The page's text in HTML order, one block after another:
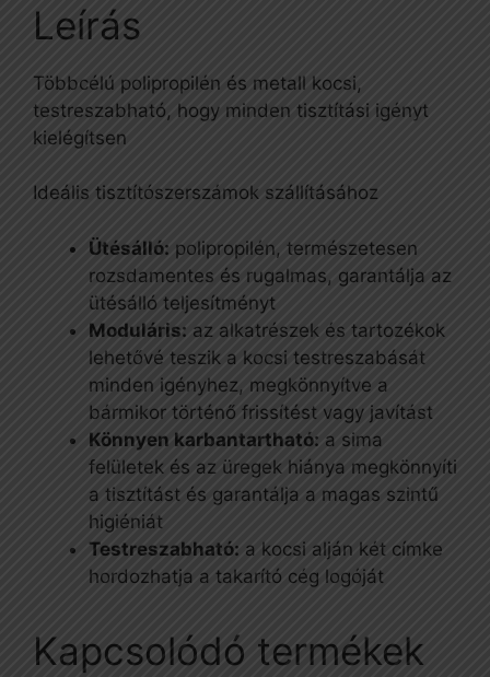
Leírás
Többcélú polipropilén és metall kocsi,
testreszabható, hogy minden tisztítási igényt
kielégítsen
Ideális tisztítószerszámok szállításához
Ütésálló: polipropilén, természetesen
rozsdamentes és rugalmas, garantálja az
ütésálló teljesítményt
Moduláris: az alkatrészek és tartozékok
lehetővé teszik a kocsi testreszabását
minden igényhez, megkönnyítve a
bármikor történő frissítést vagy javítást
Könnyen karbantartható: a sima
felületek és az üregek hiánya megkönnyíti
a tisztítást és garantálja a magas szintű
higiéniát
Testreszabható: a kocsi alján két címke
hordozhatja a takarító cég logóját
Kapcsolódó termékek